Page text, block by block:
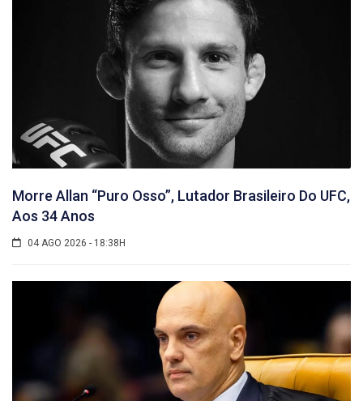
Morre Allan “Puro Osso”, Lutador Brasileiro Do UFC,
Aos 34 Anos
04 AGO 2026 - 18:38H